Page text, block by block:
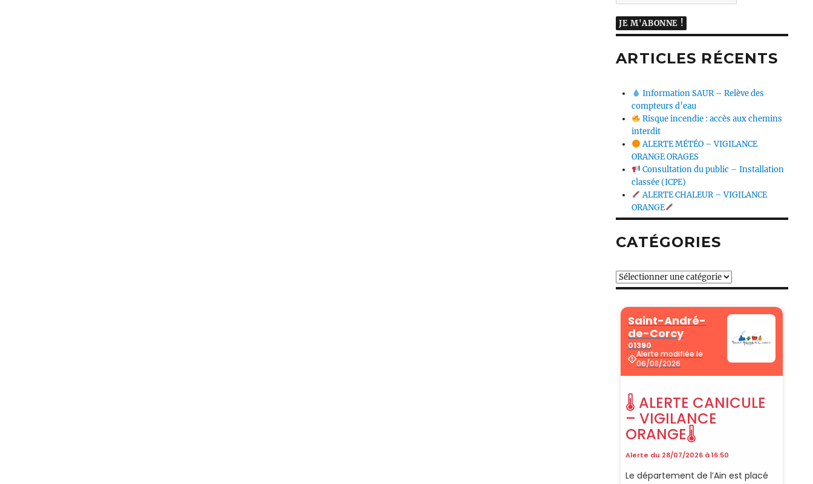
ARTICLES RÉCENTS
Information SAUR – Relève des
compteurs d’eau
Risque incendie : accès aux chemins
interdit
ALERTE MÉTÉO – VIGILANCE
ORANGE ORAGES
Consultation du public – Installation
classée (ICPE)
ALERTE CHALEUR – VIGILANCE
ORANGE
CATÉGORIES
Catégories